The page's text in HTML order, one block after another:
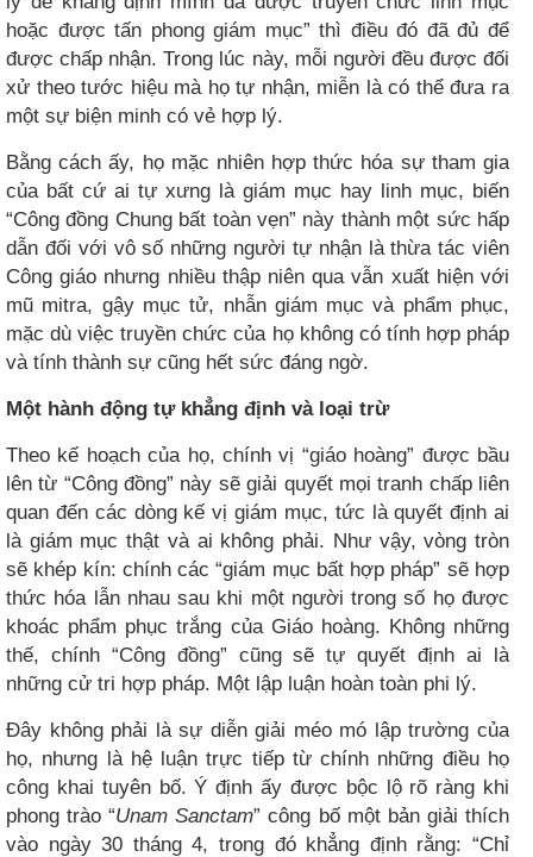
hoặc được tấn phong giám mục” thì điều đó đã đủ để
được chấp nhận. Trong lúc này, mỗi người đều được đối
xử theo tước hiệu mà họ tự nhận, miễn là có thể đưa ra
một sự biện minh có vẻ hợp lý.
Bằng cách ấy, họ mặc nhiên hợp thức hóa sự tham gia
của bất cứ ai tự xưng là giám mục hay linh mục, biến
“Công đồng Chung bất toàn vẹn” này thành một sức hấp
dẫn đối với vô số những người tự nhận là thừa tác viên
Công giáo nhưng nhiều thập niên qua vẫn xuất hiện với
mũ mitra, gậy mục tử, nhẫn giám mục và phẩm phục,
mặc dù việc truyền chức của họ không có tính hợp pháp
và tính thành sự cũng hết sức đáng ngờ.
Một hành động tự khẳng định và loại trừ
Theo kế hoạch của họ, chính vị “giáo hoàng” được bầu
lên từ “Công đồng” này sẽ giải quyết mọi tranh chấp liên
quan đến các dòng kế vị giám mục, tức là quyết định ai
là giám mục thật và ai không phải. Như vậy, vòng tròn
sẽ khép kín: chính các “giám mục bất hợp pháp” sẽ hợp
thức hóa lẫn nhau sau khi một người trong số họ được
khoác phẩm phục trắng của Giáo hoàng. Không những
thế, chính “Công đồng” cũng sẽ tự quyết định ai là
những cử tri hợp pháp. Một lập luận hoàn toàn phi lý.
Đây không phải là sự diễn giải méo mó lập trường của
họ, nhưng là hệ luận trực tiếp từ chính những điều họ
công khai tuyên bố. Ý định ấy được bộc lộ rõ ràng khi
phong trào “Unam Sanctam” công bố một bản giải thích
vào ngày 30 tháng 4, trong đó khẳng định rằng: “Chỉ